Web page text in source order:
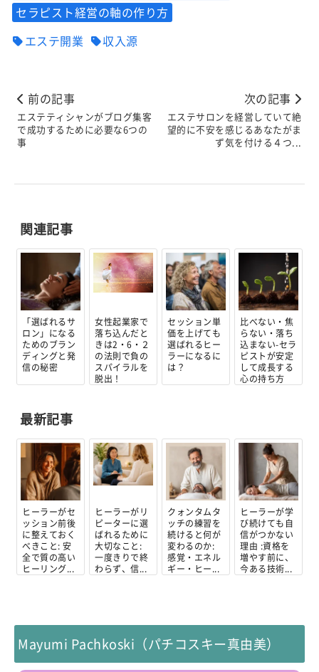
セラピスト経営の軸の作り方
エステ開業
収入源
前の記事
エステティシャンがブログ集客
で成功するために必要な6つの
事
次の記事
エステサロンを経営していて絶
望的に不安を感じるあなたがま
ず気を付ける４つ...
関連記事
「選ばれるサ
ロン」になる
ためのブラン
ディングと発
信の秘密
女性起業家で
落ち込んだと
きは2・6・２
の法則で負の
スパイラルを
脱出！
セッション単
価を上げても
選ばれるヒー
ラーになるに
は？
比べない・焦
らない・落ち
込まない-セラ
ピストが安定
して成長する
心の持ち方
最新記事
ヒーラーがセ
ッション前後
に整えておく
べきこと: 安
全で質の高い
ヒーリング...
ヒーラーがリ
ピーターに選
ばれるために
大切なこと:
一度きりで終
わらず、信...
クォンタムタ
ッチの練習を
続けると何が
変わるのか:
感覚・エネル
ギー・ヒー...
ヒーラーが学
び続けても自
信がつかない
理由 :資格を
増やす前に、
今ある技術...
Mayumi Pachkoski（パチコスキー真由美）